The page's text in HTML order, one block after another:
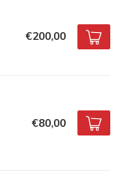
€200,00
€80,00